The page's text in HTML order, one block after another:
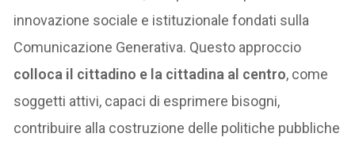
innovazione sociale e istituzionale fondati sulla
Comunicazione Generativa. Questo approccio
colloca il cittadino e la cittadina al centro, come
soggetti attivi, capaci di esprimere bisogni,
contribuire alla costruzione delle politiche pubbliche